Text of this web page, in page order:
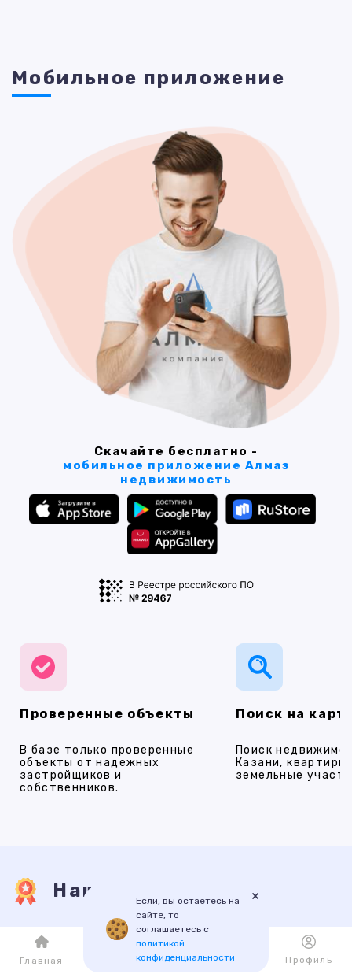
Мобильное приложение
Скачайте бесплатно -
мобильное приложение Алмаз
недвижимость
Проверенные объекты
В базе только проверенные
объекты от надежных
застройщиков и
собственников.
Поиск на
Поиск
Казани,
земельные
Наши услуги
ПРОДАЖА АРЕНДА НОВОСТРОЙКИ ИПОТЕКА
Если, вы остаетесь на
сайте, то
соглашаетесь с
политикой
конфиденциальности
×
Главная Каталог Избранное Профиль